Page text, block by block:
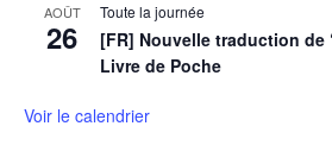
AOÛT
26
Toute la journée
[FR] Nouvelle traduction de
Livre de Poche
Voir le calendrier